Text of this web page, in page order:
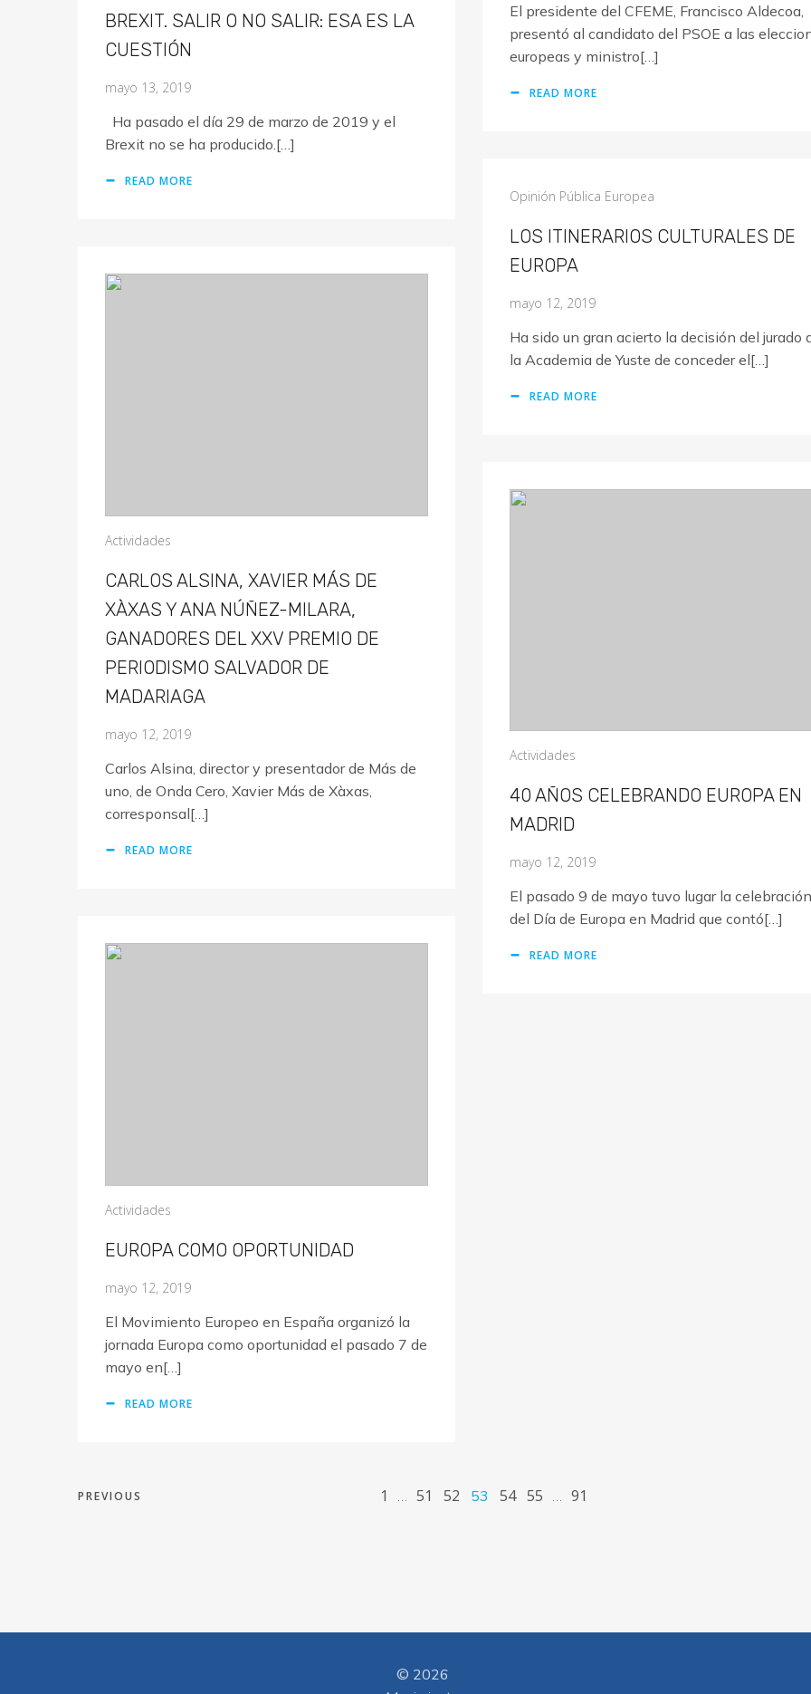
El presidente del CFEME, Francisco Aldecoa,
presentó al candidato del PSOE a las
europeas y ministro[…]
READ MORE
BREXIT. SALIR O NO SALIR: ESA ES LA
CUESTIÓN
mayo 13, 2019
Ha pasado el día 29 de marzo de 2019 y el
Brexit no se ha producido.[…]
READ MORE
Opinión Pública Europea
LOS ITINERARIOS CULTURALES DE
EUROPA
mayo 12, 2019
Ha sido un gran acierto la decisión del jurado
la Academia de Yuste de conceder el[…]
READ MORE
Actividades
CARLOS ALSINA, XAVIER MÁS DE
XÀXAS Y ANA NÚÑEZ-MILARA,
GANADORES DEL XXV PREMIO DE
PERIODISMO SALVADOR DE
MADARIAGA
mayo 12, 2019
Carlos Alsina, director y presentador de Más de
uno, de Onda Cero, Xavier Más de Xàxas,
corresponsal[…]
READ MORE
Actividades
40 AÑOS CELEBRANDO EUROPA EN
MADRID
mayo 12, 2019
El pasado 9 de mayo tuvo lugar la celebración
del Día de Europa en Madrid que contó[…]
READ MORE
Actividades
EUROPA COMO OPORTUNIDAD
mayo 12, 2019
El Movimiento Europeo en España organizó la
jornada Europa como oportunidad el pasado 7 de
mayo en[…]
READ MORE
PREVIOUS 1 … 51 52 53 54 55 … 91
© 2026